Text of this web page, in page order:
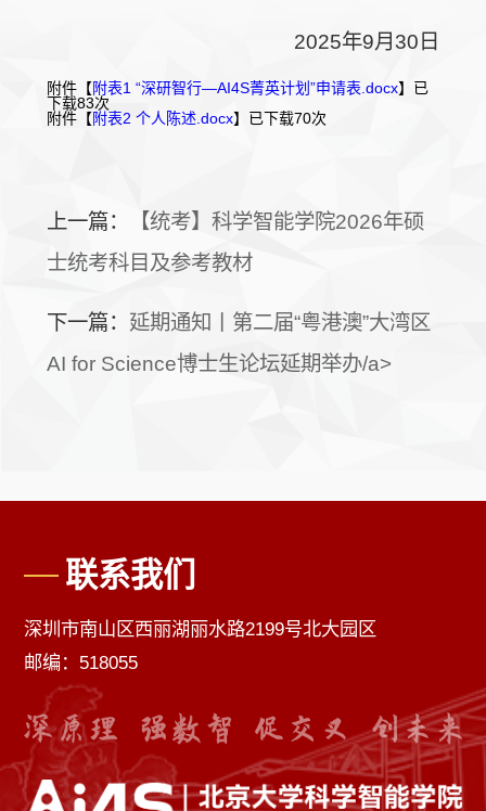
2025年9月30日
附件【附表1 “深研智行—AI4S菁英计划”申请表.docx】已
下载83次
附件【附表2 个人陈述.docx】已下载70次
上一篇：
【统考】科学智能学院2026年硕
士统考科目及参考教材
下一篇： 延期通知丨第二届“粤港澳”大湾区
AI for Science博士生论坛延期举办/a>
联系我们
深圳市南山区西丽湖丽水路2199号北大园区
邮编：518055